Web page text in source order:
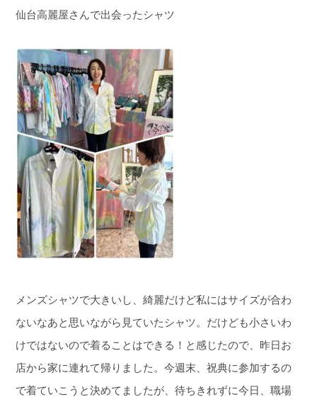
仙台高麗屋さんで出会ったシャツ
メンズシャツで大きいし、綺麗だけど私にはサイズが合わ
ないなあと思いながら見ていたシャツ。だけども小さいわ
けではないので着ることはできる！と感じたので、昨日お
店から家に連れて帰りました。今週末、祝典に参加するの
で着ていこうと決めてましたが、待ちきれずに今日、職場